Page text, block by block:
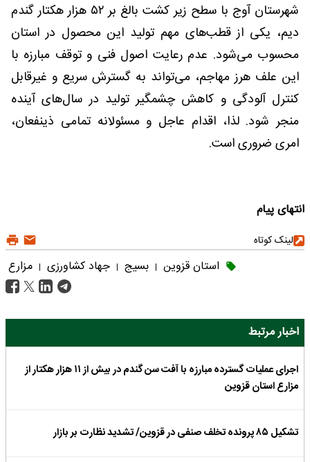
شهرستان آوج با سطح زیر کشت بالغ بر ۵۲ هزار هکتار گندم
دیم، یکی از قطب‌های مهم تولید این محصول در استان
محسوب می‌شود. عدم رعایت اصول فنی و توقف مبارزه با
این علف هرز مهاجم، می‌تواند به گسترش سریع و غیرقابل
کنترل آلودگی و کاهش چشمگیر تولید در سال‌های آینده
منجر شود. لذا، اقدام عاجل و مسئولانه تمامی ذینفعان،
امری ضروری است.
انتهای پیام
لینک کوتاه
استان قزوین | بسیج | جهاد کشاورزی | مزارع
اخبار مرتبط
اجرای عملیات گسترده مبارزه با آفت سن گندم در بیش از ۱۱ هزار هکتار از
مزارع استان قزوین
تشکیل ۸۵ پرونده تخلف صنفی در قزوین/ تشدید نظارت بر بازار